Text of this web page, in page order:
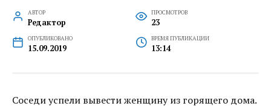
АВТОР
Редактор
ПРОСМОТРОВ
23
ОПУБЛИКОВАНО
15.09.2019
ВРЕМЯ ПУБЛИКАЦИИ
13:14
Соседи успели вывести женщину из горящего дома.